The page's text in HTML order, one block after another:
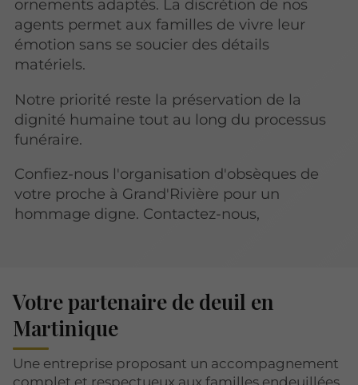
ornements adaptés. La discrétion de nos
agents permet aux familles de vivre leur
émotion sans se soucier des détails
matériels.
Notre priorité reste la préservation de la
dignité humaine tout au long du processus
funéraire.
Confiez-nous l'organisation d'obsèques de
votre proche à Grand'Rivière pour un
hommage digne. Contactez-nous,
Votre partenaire de deuil en
Martinique
Une entreprise proposant un accompagnement